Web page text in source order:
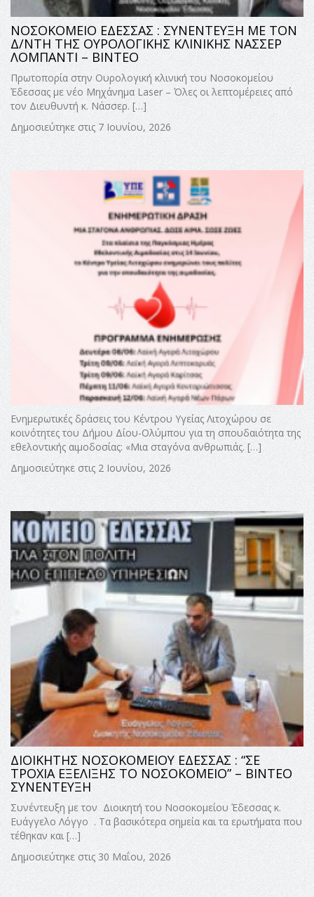
ΝΟΣΟΚΟΜΕΙΟ ΕΔΕΣΣΑΣ : ΣΥΝΕΝΤΕΥΞΗ ΜΕ ΤΟΝ
Δ/ΝΤΗ ΤΗΣ ΟΥΡΟΛΟΓΙΚΗΣ ΚΛΙΝΙΚΗΣ ΝΑΣΣΕΡ
ΛΟΜΠΑΝΤI – ΒΙΝΤΕΟ
Πρωτοπορία στην Ουρολογική κλινική του Νοσοκομείου
Έδεσσας με νέο Μηχάνημα Laser – Όλες οι λεπτομέρειες από
τον Διευθυντή κ. Νάσσερ. […]
Δημοσιεύτηκε στις 7 Ιουνίου, 2026
Ενημερωτικές δράσεις του Κέντρου Υγείας Λιτοχώρου σε
κοινότητες του Δήμου Δίου-Ολύμπου για τη σπουδαιότητα της
εθελοντικής αιμοδοσίας: «Μια σταγόνα ανθρωπιάς. […]
Δημοσιεύτηκε στις 2 Ιουνίου, 2026
ΔΙΟΙΚΗΤΗΣ ΝΟΣΟΚΟΜΕΙΟΥ ΕΔΕΣΣΑΣ : “ΣΕ
ΤΡΟΧΙΑ ΕΞΕΛΙΞΗΣ ΤΟ ΝΟΣΟΚΟΜΕΙΟ” – ΒΙΝΤΕΟ
ΣΥΝΕΝΤΕΥΞΗ
Συνέντευξη με τον Διοικητή του Νοσοκομείου Έδεσσας κ.
Ευάγγελο Λόγγο . Τα βασικότερα σημεία και τα ερωτήματα που
τέθηκαν και […]
Δημοσιεύτηκε στις 30 Μαΐου, 2026